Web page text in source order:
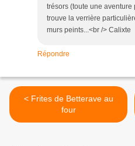
trésors (toute une aventure
trouve la verrière
murs peints...<br /> Calixte
Répondre
< Frites de Betterave au
four